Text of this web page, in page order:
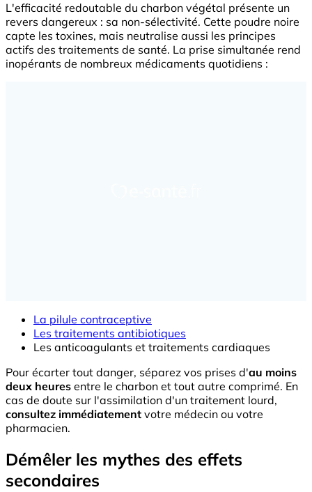
L'efficacité redoutable du charbon végétal présente un
revers dangereux : sa non-sélectivité. Cette poudre noire
capte les toxines, mais neutralise aussi les principes
actifs des traitements de santé. La prise simultanée rend
inopérants de nombreux médicaments quotidiens :
La pilule contraceptive
Les traitements antibiotiques
Les anticoagulants et traitements cardiaques
Pour écarter tout danger, séparez vos prises d'au moins
deux heures entre le charbon et tout autre comprimé. En
cas de doute sur l'assimilation d'un traitement lourd,
consultez immédiatement votre médecin ou votre
pharmacien.
Démêler les mythes des effets
secondaires